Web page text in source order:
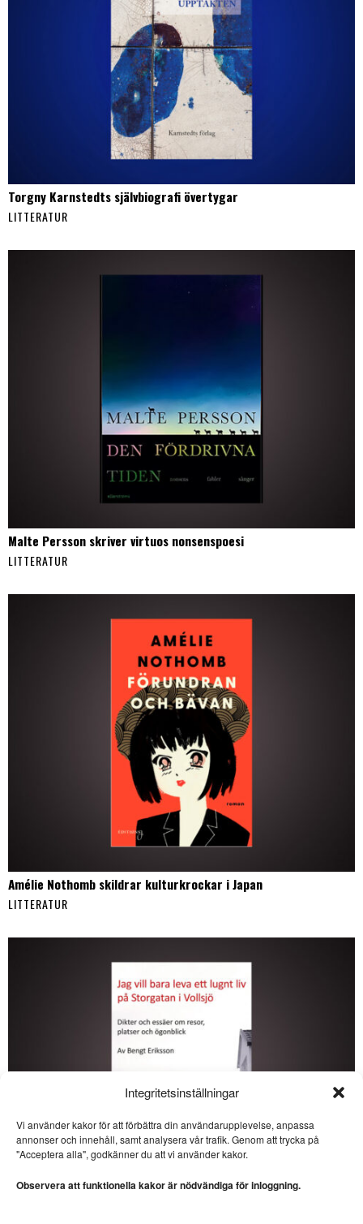
Integritetsinställningar
Vi använder kakor för att förbättra din användarupplevelse, anpassa
annonser och innehåll, samt analysera vår trafik. Genom att trycka på
"Acceptera alla", godkänner du att vi använder kakor.
Observera att funktionella kakor är nödvändiga för inloggning.
Torgny Karnstedts självbiografi övertygar
LITTERATUR
Malte Persson skriver virtuos nonsenspoesi
LITTERATUR
Amélie Nothomb skildrar kulturkrockar i Japan
LITTERATUR
SE ÄVEN
stilrent om en särling